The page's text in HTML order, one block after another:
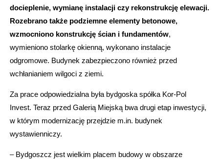
docieplenie, wymianę instalacji czy rekonstrukcję elewacji.
Rozebrano także podziemne elementy betonowe,
wzmocniono konstrukcję ścian i fundamentów,
wymieniono stolarkę okienną, wykonano instalacje
odgromowe. Budynek zabezpieczono również przed
wchłanianiem wilgoci z ziemi.
Za prace odpowiedzialna była bydgoska spółka Kor-Pol
Invest. Teraz przed Galerią Miejską bwa drugi etap inwestycji,
w którym modernizację przejdzie m.in. budynek
wystawienniczy.
– Bydgoszcz jest wielkim placem budowy w obszarze